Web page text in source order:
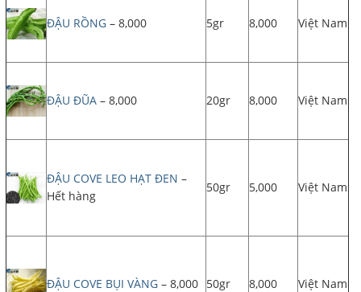
ĐẬU RỒNG – 8,000 5gr 8,000 Việt Nam
ĐẬU ĐŨA – 8,000 20gr 8,000 Việt Nam
ĐẬU COVE LEO HẠT ĐEN –
Hết hàng
50gr 5,000 Việt Nam
ĐẬU COVE BỤI VÀNG – 8,000 50gr 8,000 Việt Nam